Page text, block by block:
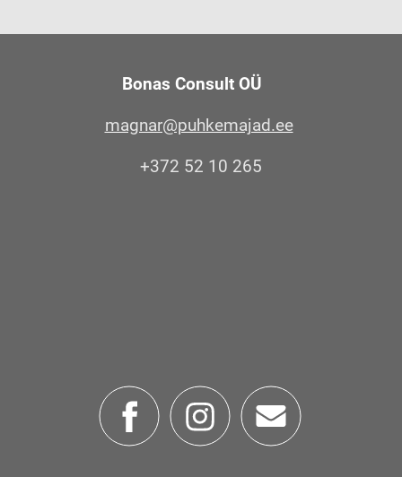
Bonas Consult OÜ
magnar@puhkemajad.ee
+372 52 10 265